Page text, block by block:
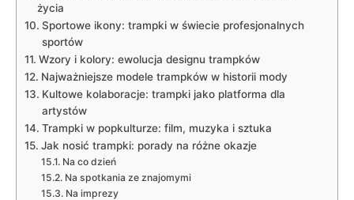
życia
Sportowe ikony: trampki​ w​ świecie⁣ profesjonalnych
sportów
Wzory i kolory:​ ewolucja designu​ trampków
Najważniejsze ‌modele trampków w⁢ historii mody
Kultowe kolaboracje: trampki jako platforma dla
artystów
Trampki w popkulturze: film, ⁢muzyka i sztuka
Jak nosić trampki: porady na‌ różne okazje
Na co​ dzień
Na spotkania ze znajomymi
Na⁢ imprezy